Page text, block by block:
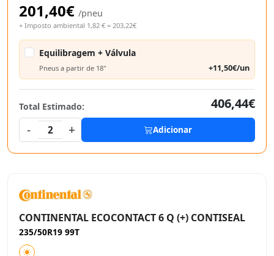
201,40€ /pneu
+ Imposto ambiental 1,82 € = 203,22€
Equilibragem + Válvula
Pneus a partir de 18" +11,50€/un
Total Estimado:
406,44€
-
2 + Adicionar
CONTINENTAL ECOCONTACT 6 Q (+) CONTISEAL
235/50R19 99T